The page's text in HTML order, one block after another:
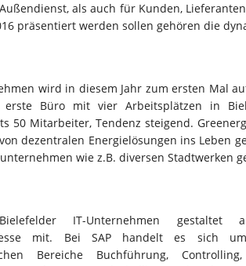
als auch für Kunden,
präsentiert werden sollen gehören die
wird in diesem Jahr zum ersten Mal
erste Büro mit vier Arbeitsplätzen in
50 Mitarbeiter, Tendenz steigend.
dezentralen Energielösungen ins Leben
wie z.B. diversen Stadtwerken
IT-Unternehmen gestaltet
mit. Bei SAP handelt es sich
Bereiche Buchführung,